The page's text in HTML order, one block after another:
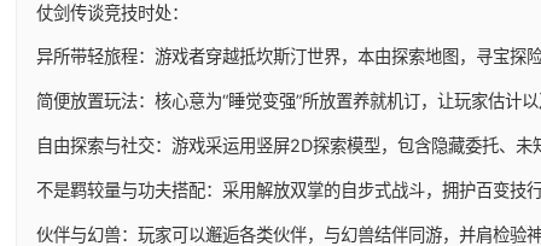
仗剑传谈竞技时处：
异所带轻旅程：游戏者穿越抵坎斯汀世界，本由探索地图，寻宝探
简便放置玩法：核心意为“睡觉变强”所放置养就机订，让玩家估计
自由探索与社交：游戏采运用竖屏2D探索模型，包含隐藏委托、
不是羁较量与功夫搭配：采用解放双掌的自步式战斗，拥护百变技
伙伴与幻兽：玩家可以邂逅各类伙伴，与幻兽结伴同游，并肩检验